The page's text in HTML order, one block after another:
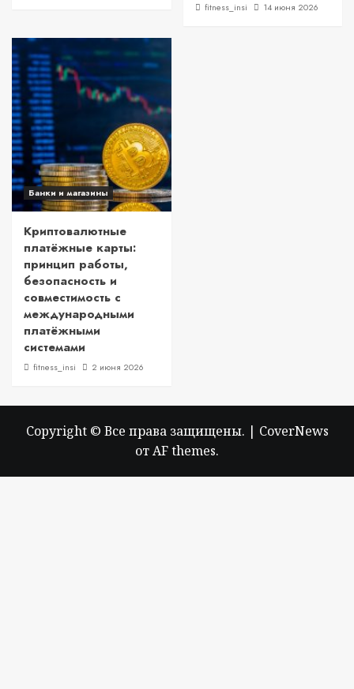
fitness_insi 14 июня 2026
Банки и магазины
Криптовалютные
платёжные карты:
принцип работы,
безопасность и
совместимость с
международными
платёжными
системами
fitness_insi 2 июня 2026
Copyright © Все права защищены. | CoverNews
от AF themes.